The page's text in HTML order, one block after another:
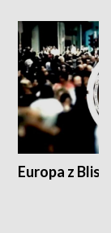
Europa z